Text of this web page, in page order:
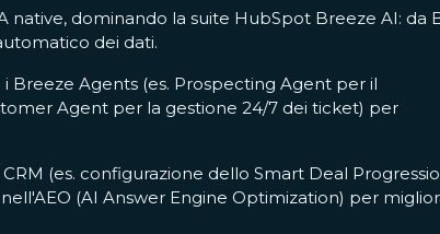
dominando la suite HubSpot Breeze AI: da
dei dati.
Breeze Agents (es. Prospecting Agent per il
Agent per la gestione 24/7 dei ticket) per
(es. configurazione dello Smart Deal
(AI Answer Engine Optimization) per